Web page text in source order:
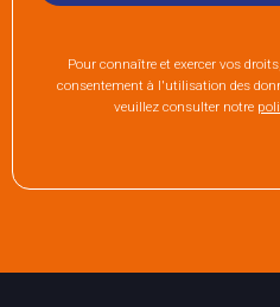
Pour connaître et exercer vos
consentement à l'utilisation des
veuillez consulter notre